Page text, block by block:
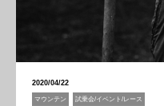
2020/04/22
マウンテン 試乗会/イベント/レース